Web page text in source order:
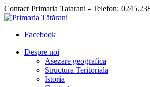
Contact Primaria Tatarani - Telefon:
Facebook
Despre noi
Asezare geografica
Structura Teritoriala
Istoria